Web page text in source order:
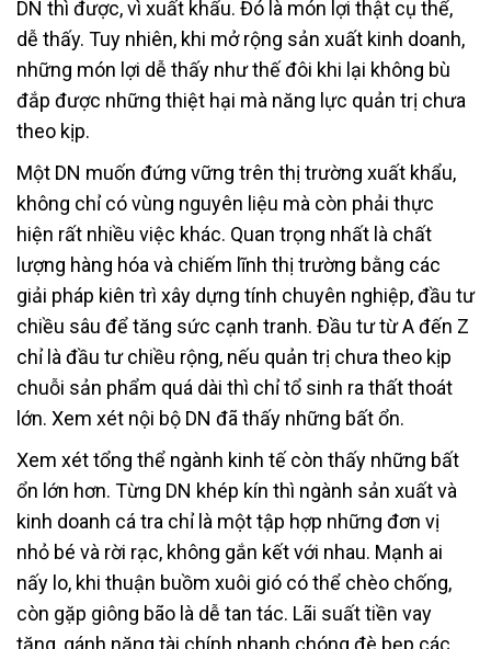
DN thì được, vì xuất khẩu. Đó là món lợi thật cụ thể,
dễ thấy. Tuy nhiên, khi mở rộng sản xuất kinh doanh,
những món lợi dễ thấy như thế đôi khi lại không bù
đắp được những thiệt hại mà năng lực quản trị chưa
theo kịp.
Một DN muốn đứng vững trên thị trường xuất khẩu,
không chỉ có vùng nguyên liệu mà còn phải thực
hiện rất nhiều việc khác. Quan trọng nhất là chất
lượng hàng hóa và chiếm lĩnh thị trường bằng các
giải pháp kiên trì xây dựng tính chuyên nghiệp, đầu tư
chiều sâu để tăng sức cạnh tranh. Đầu tư từ A đến Z
chỉ là đầu tư chiều rộng, nếu quản trị chưa theo kịp
chuỗi sản phẩm quá dài thì chỉ tổ sinh ra thất thoát
lớn. Xem xét nội bộ DN đã thấy những bất ổn.
Xem xét tổng thể ngành kinh tế còn thấy những bất
ổn lớn hơn. Từng DN khép kín thì ngành sản xuất và
kinh doanh cá tra chỉ là một tập hợp những đơn vị
nhỏ bé và rời rạc, không gắn kết với nhau. Mạnh ai
nấy lo, khi thuận buồm xuôi gió có thể chèo chống,
còn gặp giông bão là dễ tan tác. Lãi suất tiền vay
tăng, gánh nặng tài chính nhanh chóng đè bẹp các